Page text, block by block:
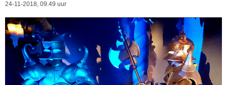
24-11-2018, 09.49 uur